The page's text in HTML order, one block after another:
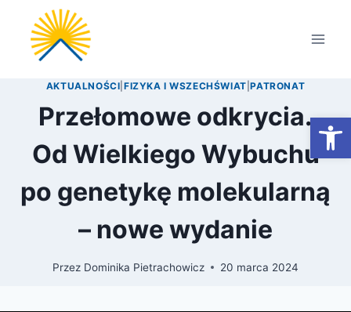
Przejdź
treści
AKTUALNOŚCI FIZYKA I WSZECHŚWIAT |PATRONAT
Przełomowe odkrycia.
Od Wielkiego Wybuchu
po genetykę molekularną
– nowe wydanie
Przez Dominika Pietrachowicz 20 marca 2024